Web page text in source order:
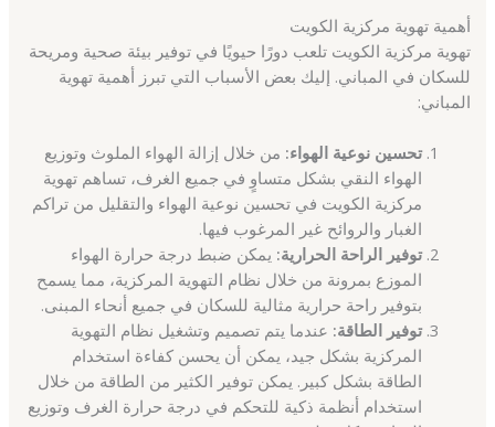
أهمية تهوية مركزية الكويت
تهوية مركزية الكويت تلعب دورًا حيويًا في توفير بيئة صحية ومريحة
للسكان في المباني. إليك بعض الأسباب التي تبرز أهمية تهوية
المباني:
تحسين نوعية الهواء: من خلال إزالة الهواء الملوث وتوزيع
الهواء النقي بشكل متساوٍ في جميع الغرف، تساهم تهوية
مركزية الكويت في تحسين نوعية الهواء والتقليل من تراكم
الغبار والروائح غير المرغوب فيها.
توفير الراحة الحرارية: يمكن ضبط درجة حرارة الهواء
الموزع بمرونة من خلال نظام التهوية المركزية، مما يسمح
بتوفير راحة حرارية مثالية للسكان في جميع أنحاء المبنى.
توفير الطاقة: عندما يتم تصميم وتشغيل نظام التهوية
المركزية بشكل جيد، يمكن أن يحسن كفاءة استخدام
الطاقة بشكل كبير. يمكن توفير الكثير من الطاقة من خلال
استخدام أنظمة ذكية للتحكم في درجة حرارة الغرف وتوزيع